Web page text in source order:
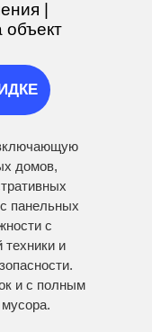
|
домов,
панельных
с
техники и
и с полным